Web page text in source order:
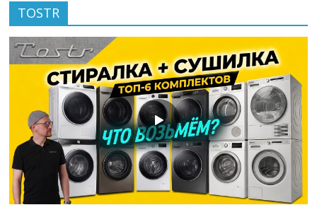
TOSTR